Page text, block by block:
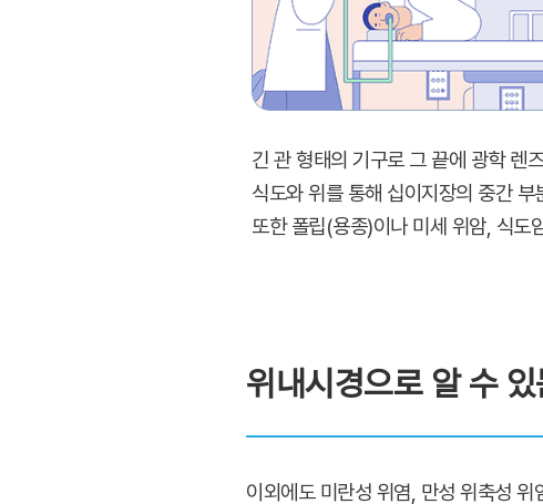
긴 관 형태의 기구로 그 끝에 광학 렌
식도와 위를 통해 십이지장의 중간
또한 폴립(용종)이나 미세 위암, 식도
위내시경으로 알 수
이외에도 미란성 위염, 만성 위축성